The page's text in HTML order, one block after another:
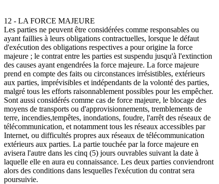
12 - LA FORCE MAJEURE
Les parties ne peuvent être considérées comme responsables ou
ayant faillies à leurs obligations contractuelles, lorsque le défaut
d'exécution des obligations respectives a pour origine la force
majeure ; le contrat entre les parties est suspendu jusqu'à l'extinction
des causes ayant engendrées la force majeure. La force majeure
prend en compte des faits ou circonstances irrésistibles, extérieurs
aux parties, imprévisibles et indépendants de la volonté des parties,
malgré tous les efforts raisonnablement possibles pour les empêcher.
Sont aussi considérés comme cas de force majeure, le blocage des
moyens de transports ou d'approvisionnements, tremblements de
terre, incendies,tempêtes, inondations, foudre, l'arrêt des réseaux de
télécommunication, et notamment tous les réseaux accessibles par
Internet, ou difficultés propres aux réseaux de télécommunication
extérieurs aux parties. La partie touchée par la force majeure en
avisera l'autre dans les cinq (5) jours ouvrables suivant la date à
laquelle elle en aura eu connaissance. Les deux parties conviendront
alors des conditions dans lesquelles l'exécution du contrat sera
poursuivie.